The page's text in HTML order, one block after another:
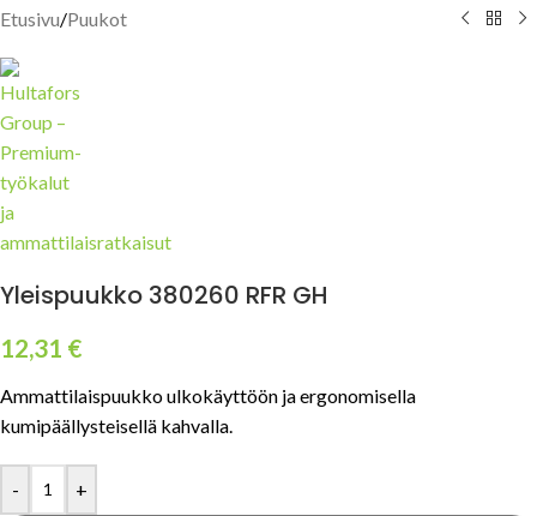
Etusivu/Puukot
Yleispuukko 380260 RFR GH
12,31 €
Ammattilaispuukko ulkokäyttöön ja ergonomisella
kumipäällysteisellä kahvalla.
- +